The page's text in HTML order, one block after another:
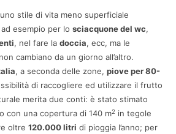
stile di vita meno superficiale
ad esempio per lo sciacquone del wc,
, nel fare la doccia, ecc, ma le
cambiano da un giorno all’altro.
, a seconda delle zone, piove per 80-
di raccogliere ed utilizzare il frutto
merita due conti: è stato stimato
con una copertura di 140 m2 in tegole
oltre 120.000 litri di pioggia l’anno; per